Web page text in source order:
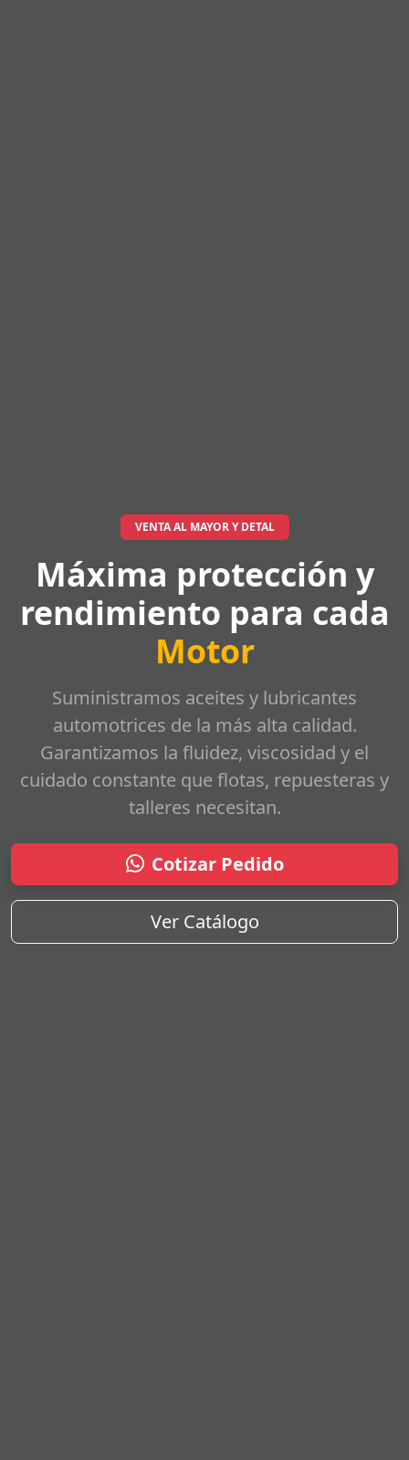
VENTA AL MAYOR Y DETAL
Máxima protección y
rendimiento para cada
Motor
Suministramos aceites y lubricantes
automotrices de la más alta calidad.
Garantizamos la fluidez, viscosidad y el
cuidado constante que flotas, repuesteras y
talleres necesitan.
Cotizar Pedido
Ver Catálogo